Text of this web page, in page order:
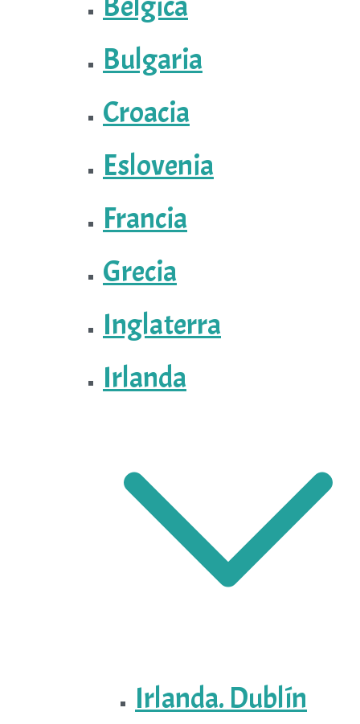
Bulgaria
Croacia
Eslovenia
Francia
Grecia
Inglaterra
Irlanda
Irlanda. Dublín